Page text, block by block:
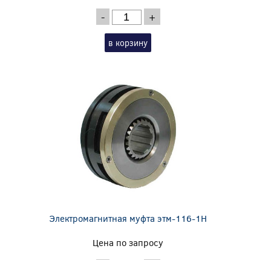
- +
в корзину
Электромагнитная муфта этм-116-1Н
Цена по запросу